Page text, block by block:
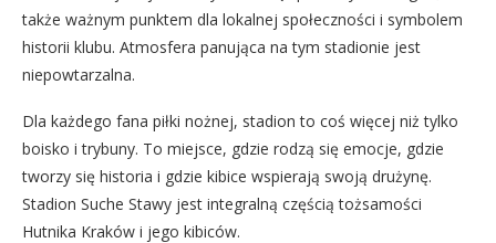
także ważnym punktem dla lokalnej społeczności i symbolem
historii klubu. Atmosfera panująca na tym stadionie jest
niepowtarzalna.
Dla każdego fana piłki nożnej, stadion to coś więcej niż tylko
boisko i trybuny. To miejsce, gdzie rodzą się emocje, gdzie
tworzy się historia i gdzie kibice wspierają swoją drużynę.
Stadion Suche Stawy jest integralną częścią tożsamości
Hutnika Kraków i jego kibiców.